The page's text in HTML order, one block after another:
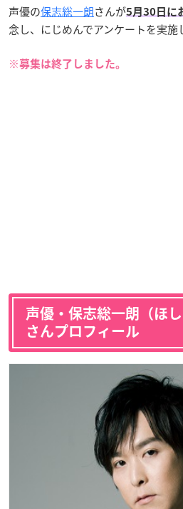
声優の保志総一朗さんが5月30日 に
念し、にじめんでアンケートを実施
※募集は終了しました。
声優・保志総一朗（ほし
さんプロフィール